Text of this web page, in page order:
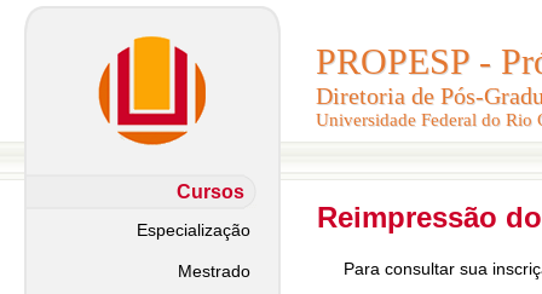
PROPESP -
Diretoria de Pós-
Universidade Federal do Rio
PROPESP -
Diretoria de Pós-
Universidade Federal do Rio
Cursos
Especialização
Mestrado
Reimpressão
Para consultar sua